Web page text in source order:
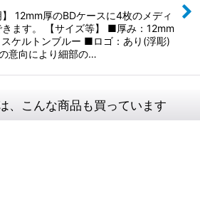
】 12mm厚のBDケースに4枚のメディ
きます。 【サイズ等】 ■厚み：12mm
ケルトンブルー ■ロゴ：あり(浮彫)
意向により細部の…
、こんな商品も買っています